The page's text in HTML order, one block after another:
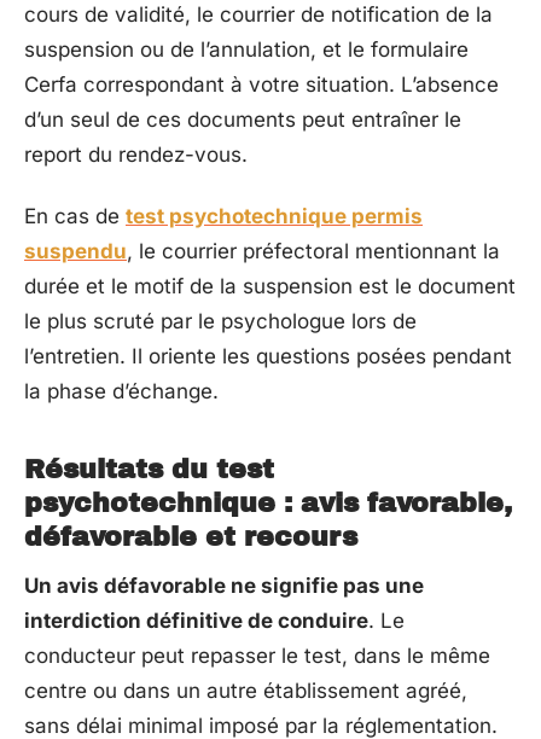
cours de validité, le courrier de notification de la
suspension ou de l’annulation, et le formulaire
Cerfa correspondant à votre situation. L’absence
d’un seul de ces documents peut entraîner le
report du rendez-vous.
En cas de test psychotechnique permis
suspendu, le courrier préfectoral mentionnant la
durée et le motif de la suspension est le document
le plus scruté par le psychologue lors de
l’entretien. Il oriente les questions posées pendant
la phase d’échange.
Résultats du test
psychotechnique : avis favorable,
défavorable et recours
Un avis défavorable ne signifie pas une
interdiction définitive de conduire. Le
conducteur peut repasser le test, dans le même
centre ou dans un autre établissement agréé,
sans délai minimal imposé par la réglementation.